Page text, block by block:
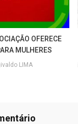
OFERECE
MULHERES
LIMA